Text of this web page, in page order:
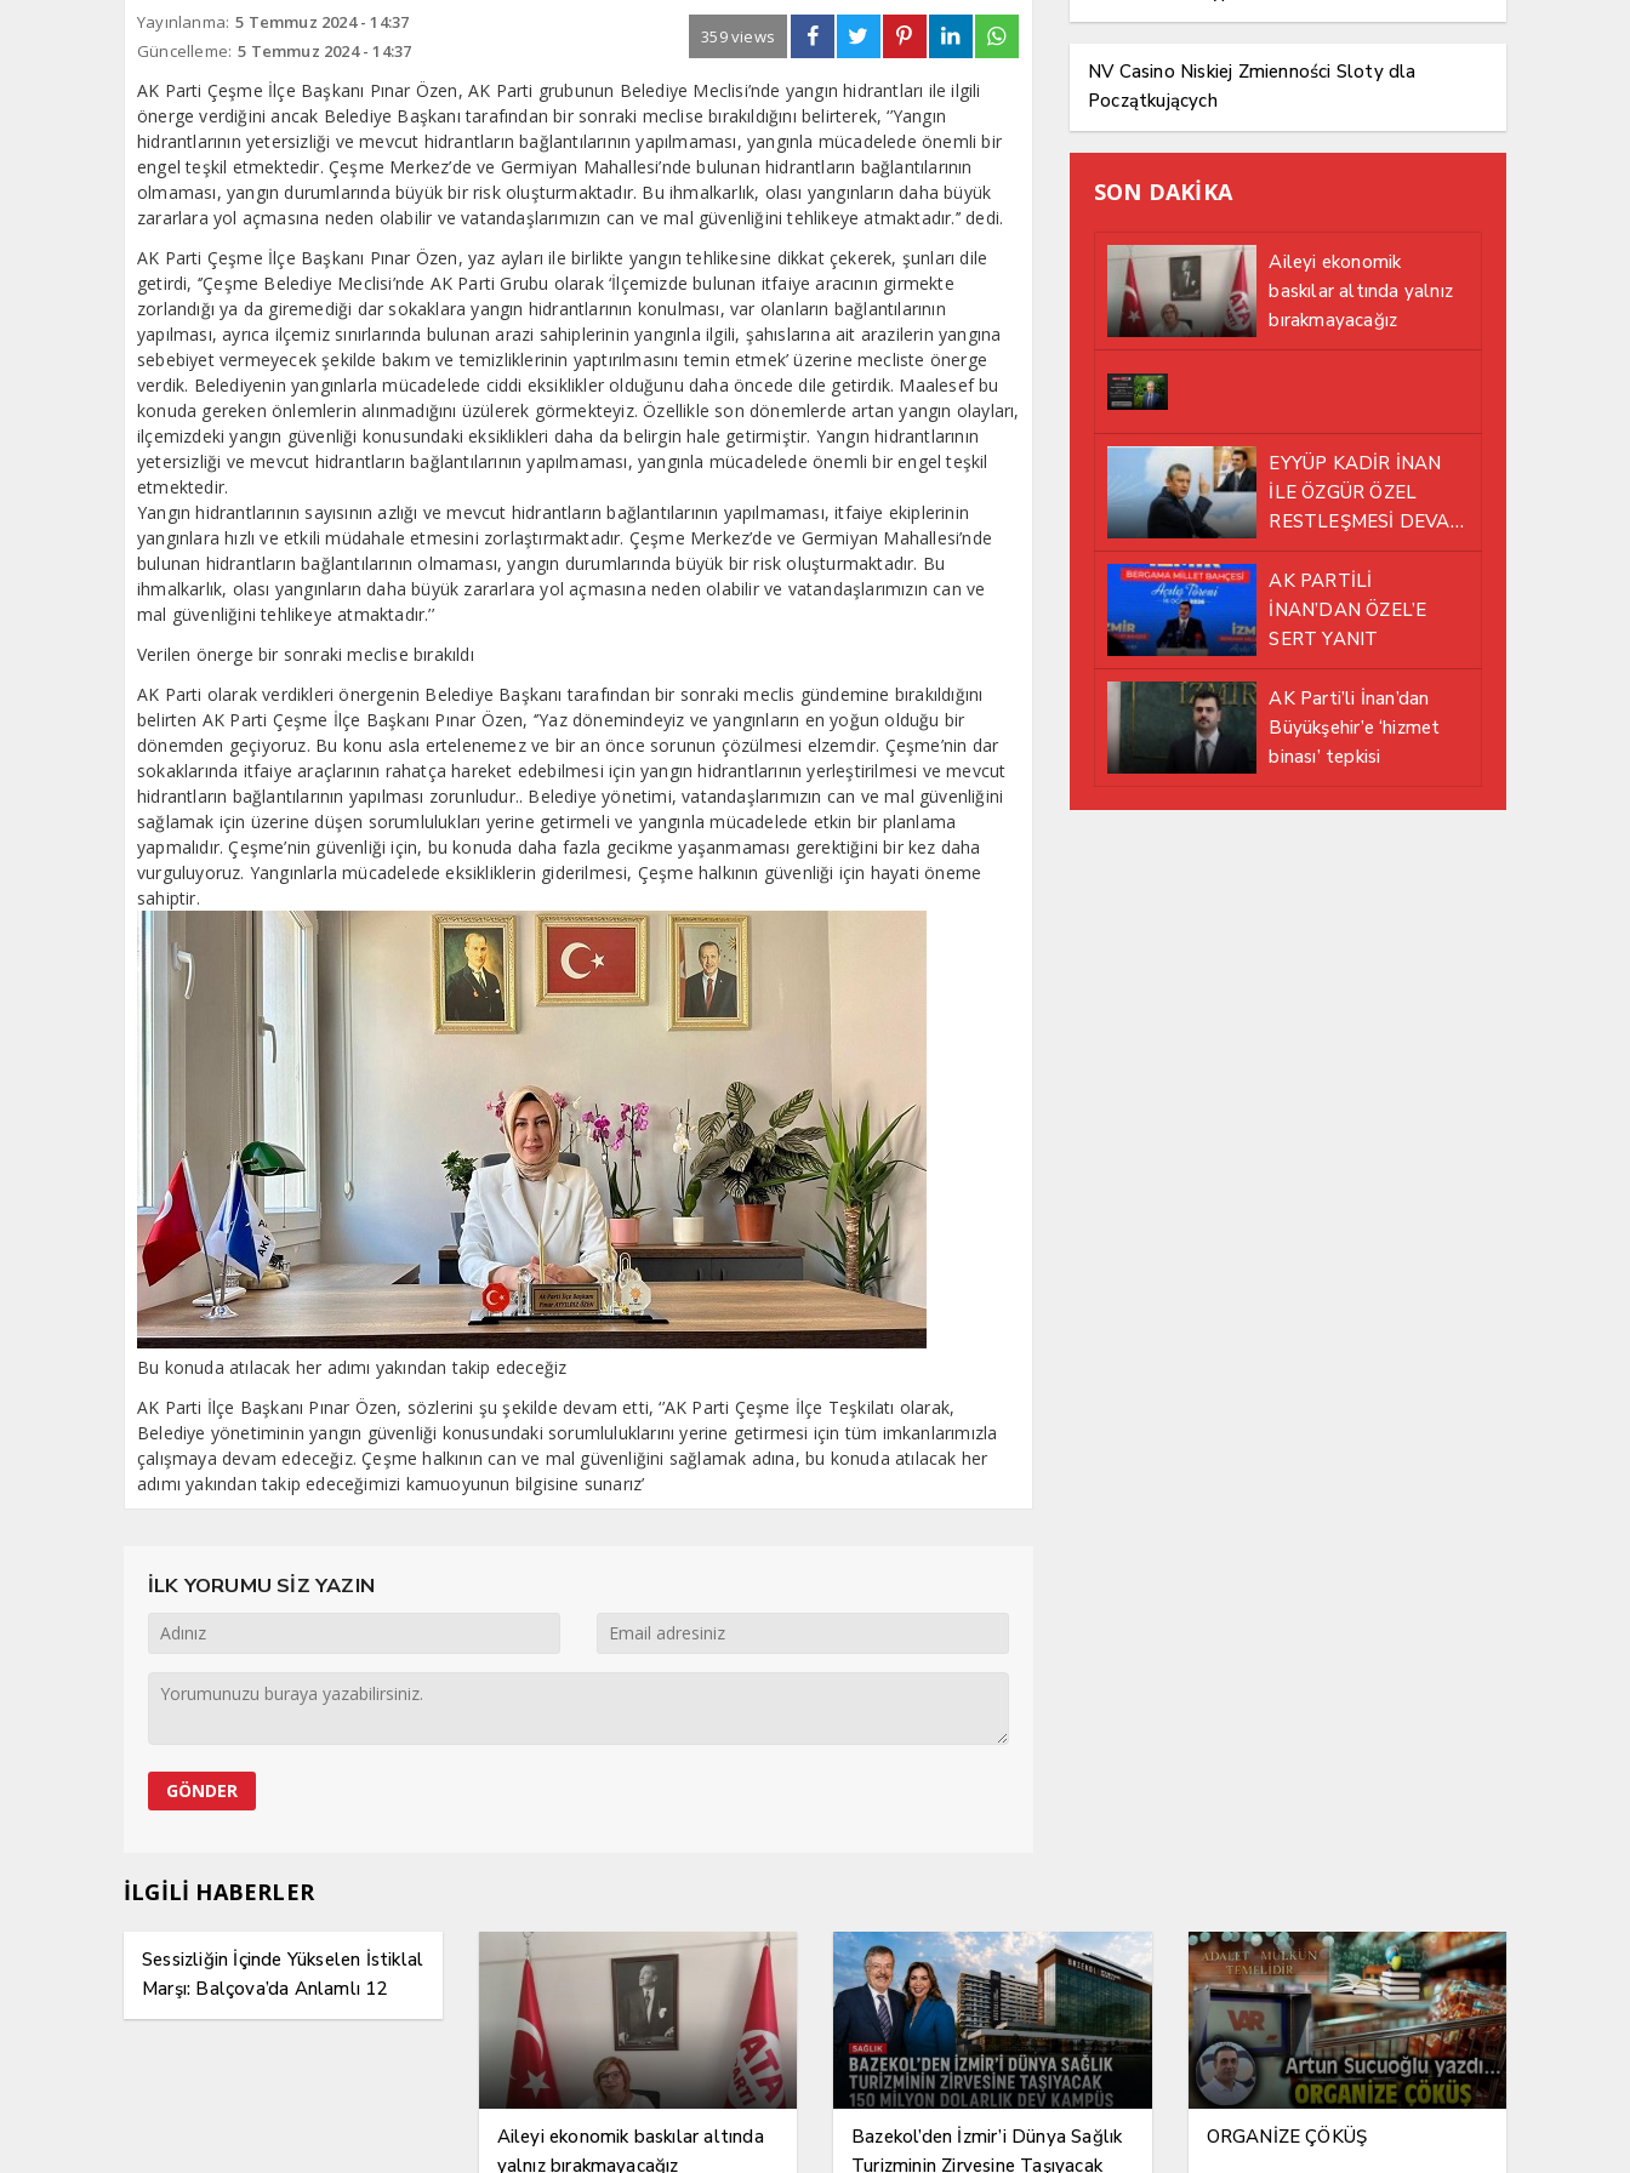
Yayınlanma: 5 Temmuz 2024 - 14:37
Güncelleme: 5 Temmuz 2024 - 14:37
359 views
AK Parti Çeşme İlçe Başkanı Pınar Özen, AK Parti grubunun Belediye Meclisi’nde yangın hidrantları ile ilgili
önerge verdiğini ancak Belediye Başkanı tarafından bir sonraki meclise bırakıldığını belirterek, ‘’Yangın
hidrantlarının yetersizliği ve mevcut hidrantların bağlantılarının yapılmaması, yangınla mücadelede önemli bir
engel teşkil etmektedir. Çeşme Merkez’de ve Germiyan Mahallesi’nde bulunan hidrantların bağlantılarının
olmaması, yangın durumlarında büyük bir risk oluşturmaktadır. Bu ihmalkarlık, olası yangınların daha büyük
zararlara yol açmasına neden olabilir ve vatandaşlarımızın can ve mal güvenliğini tehlikeye atmaktadır.’’ dedi.
AK Parti Çeşme İlçe Başkanı Pınar Özen, yaz ayları ile birlikte yangın tehlikesine dikkat çekerek, şunları dile
getirdi, ‘’Çeşme Belediye Meclisi’nde AK Parti Grubu olarak ‘İlçemizde bulunan itfaiye aracının girmekte
zorlandığı ya da giremediği dar sokaklara yangın hidrantlarının konulması, var olanların bağlantılarının
yapılması, ayrıca ilçemiz sınırlarında bulunan arazi sahiplerinin yangınla ilgili, şahıslarına ait arazilerin yangına
sebebiyet vermeyecek şekilde bakım ve temizliklerinin yaptırılmasını temin etmek’ üzerine mecliste önerge
verdik. Belediyenin yangınlarla mücadelede ciddi eksiklikler olduğunu daha öncede dile getirdik. Maalesef bu
konuda gereken önlemlerin alınmadığını üzülerek görmekteyiz. Özellikle son dönemlerde artan yangın olayları,
ilçemizdeki yangın güvenliği konusundaki eksiklikleri daha da belirgin hale getirmiştir. Yangın hidrantlarının
yetersizliği ve mevcut hidrantların bağlantılarının yapılmaması, yangınla mücadelede önemli bir engel teşkil
etmektedir.
Yangın hidrantlarının sayısının azlığı ve mevcut hidrantların bağlantılarının yapılmaması, itfaiye ekiplerinin
yangınlara hızlı ve etkili müdahale etmesini zorlaştırmaktadır. Çeşme Merkez’de ve Germiyan Mahallesi’nde
bulunan hidrantların bağlantılarının olmaması, yangın durumlarında büyük bir risk oluşturmaktadır. Bu
ihmalkarlık, olası yangınların daha büyük zararlara yol açmasına neden olabilir ve vatandaşlarımızın can ve
mal güvenliğini tehlikeye atmaktadır.’’
Verilen önerge bir sonraki meclise bırakıldı
AK Parti olarak verdikleri önergenin Belediye Başkanı tarafından bir sonraki meclis gündemine bırakıldığını
belirten AK Parti Çeşme İlçe Başkanı Pınar Özen, ‘’Yaz dönemindeyiz ve yangınların en yoğun olduğu bir
dönemden geçiyoruz. Bu konu asla ertelenemez ve bir an önce sorunun çözülmesi elzemdir. Çeşme’nin dar
sokaklarında itfaiye araçlarının rahatça hareket edebilmesi için yangın hidrantlarının yerleştirilmesi ve mevcut
hidrantların bağlantılarının yapılması zorunludur.. Belediye yönetimi, vatandaşlarımızın can ve mal güvenliğini
sağlamak için üzerine düşen sorumlulukları yerine getirmeli ve yangınla mücadelede etkin bir planlama
yapmalıdır. Çeşme’nin güvenliği için, bu konuda daha fazla gecikme yaşanmaması gerektiğini bir kez daha
vurguluyoruz. Yangınlarla mücadelede eksikliklerin giderilmesi, Çeşme halkının güvenliği için hayati öneme
sahiptir.
Bu konuda atılacak her adımı yakından takip edeceğiz
AK Parti İlçe Başkanı Pınar Özen, sözlerini şu şekilde devam etti, ‘’AK Parti Çeşme İlçe Teşkilatı olarak,
Belediye yönetiminin yangın güvenliği konusundaki sorumluluklarını yerine getirmesi için tüm imkanlarımızla
çalışmaya devam edeceğiz. Çeşme halkının can ve mal güvenliğini sağlamak adına, bu konuda atılacak her
adımı yakından takip edeceğimizi kamuoyunun bilgisine sunarız’
İLK YORUMU SİZ YAZIN
NV Casino Niskiej Zmienności Sloty dla
Początkujących
SON DAKİKA
Aileyi ekonomik
baskılar altında yalnız
bırakmayacağız
EYYÜP KADİR İNAN
İLE ÖZGÜR ÖZEL
RESTLEŞMESİ DEVAM
EDİYOR
AK PARTİLİ
İNAN’DAN ÖZEL’E
SERT YANIT
AK Parti’li İnan’dan
Büyükşehir’e ‘hizmet
binası’ tepkisi
İLGİLİ HABERLER
Sessizliğin İçinde Yükselen İstiklal
Marşı: Balçova’da Anlamlı 12
Mart Etkinliği
Aileyi ekonomik baskılar altında
yalnız bırakmayacağız
Bazekol’den İzmir’i Dünya Sağlık
Turizminin Zirvesine Taşıyacak
ORGANİZE ÇÖKÜŞ